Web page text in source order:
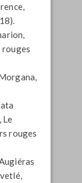
rouges
Le
rouges